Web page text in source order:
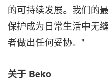
的可持续发展。我们的
保护成为日常生活中无
者做出任何妥协。"
关于 Beko